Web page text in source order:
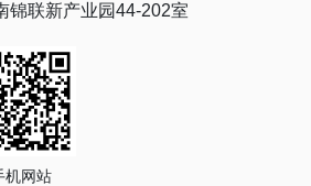
锦联新产业园44-202室
机网站